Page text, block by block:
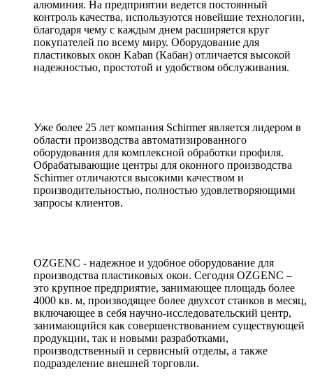
алюминия. На предприятии ведется постоянный
контроль качества, используются новейшие технологии,
благодаря чему с каждым днем расширяется круг
покупателей по всему миру. Оборудование для
пластиковых окон Kaban (Кабан) отличается высокой
надежностью, простотой и удобством обслуживания.
Уже более 25 лет компания Schirmer является лидером в
области производства автоматизированного
оборудования для комплексной обработки профиля.
Обрабатывающие центры для оконного производства
Schirmer отличаются высокими качеством и
производительностью, полностью удовлетворяющими
запросы клиентов.
OZGENC - надежное и удобное оборудование для
производства пластиковых окон. Сегодня OZGENC –
это крупное предприятие, занимающее площадь более
4000 кв. м, производящее более двухсот станков в месяц,
включающее в себя научно-исследовательский центр,
занимающийся как совершенствованием существующей
продукции, так и новыми разработками,
производственный и сервисный отделы, а также
подразделение внешней торговли.